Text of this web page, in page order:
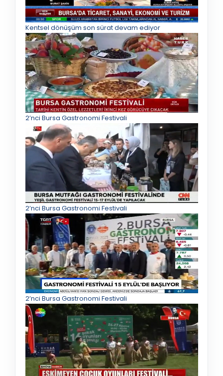
Kentsel dönüşüm son sürat devam ediyor
2’nci Bursa Gastronomi Festivali
2’nci Bursa Gastronomi Festivali
2’nci Bursa Gastronomi Festivali